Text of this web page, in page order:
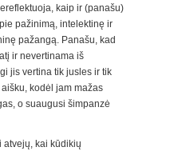
kaip ir (panašu)
pažinimą, intelektinę ir
pažangą. Panašu, kad
ir nevertinama iš
jis vertina tik jusles ir tik
kodėl jam mažas
o suaugusi šimpanzė
kai kūdikių